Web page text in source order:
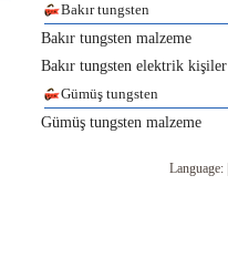
Bakır tungsten
Bakır tungsten malzeme
Bakır tungsten elektrik kişiler
Gümüş tungsten
Gümüş tungsten malzeme
Language: |